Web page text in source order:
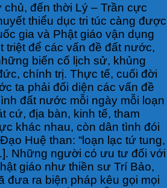
chủ, đến thời Lý – Trần cực
thiểu dục tri túc càng được
gia và Phật giáo vận dụng
triệt để các vấn đề đất nước,
biến cố lịch sử, khủng
chính trị. Thực tế, cuối đời
ta phải đối diện các vấn đề
đất nước mỗi ngày mỗi loạn
cứ, địa bàn, kinh tế, tham
khác nhau, còn dân tình đói
Huệ than: “loạn lạc tứ tung,
Những người có ưu tư đối với
giáo như thiền sư Trí Bảo,
đưa ra biện pháp kêu gọi mọi